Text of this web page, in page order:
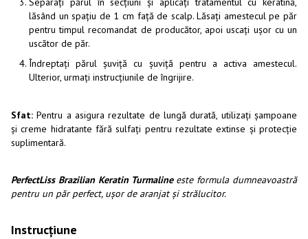
lăsând un spațiu de 1 cm față de scalp. Lăsați amestecul pe păr
pentru timpul recomandat de producător, apoi uscați ușor cu un
uscător de păr.
Îndreptați părul șuviță cu șuviță pentru a activa amestecul.
Ulterior, urmați instrucțiunile de îngrijire.
Sfat: Pentru a asigura rezultate de lungă durată, utilizați șampoane
și creme hidratante fără sulfați pentru rezultate extinse și protecție
suplimentară.
PerfectLiss Brazilian Keratin Turmaline este formula dumneavoastră
pentru un păr perfect, ușor de aranjat și strălucitor.
Instrucțiune